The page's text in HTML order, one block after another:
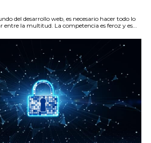
del desarrollo web, es necesario hacer todo lo
entre la multitud. La competencia es feroz y es...